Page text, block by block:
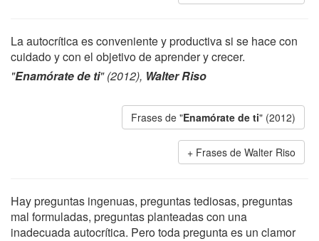
La autocrítica es conveniente y productiva si se hace con
cuidado y con el objetivo de aprender y crecer.
"Enamórate de ti" (2012), Walter Riso
Frases de "Enamórate de ti" (2012)
Frases de Walter Riso
Hay preguntas ingenuas, preguntas tediosas, preguntas
mal formuladas, preguntas planteadas con una
inadecuada autocrítica. Pero toda pregunta es un clamor